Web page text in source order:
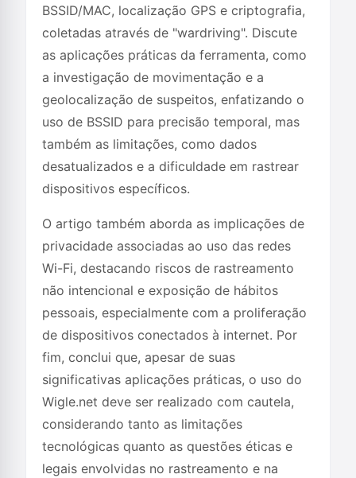
BSSID/MAC, localização GPS e criptografia,
coletadas através de "wardriving". Discute
as aplicações práticas da ferramenta, como
a investigação de movimentação e a
geolocalização de suspeitos, enfatizando o
uso de BSSID para precisão temporal, mas
também as limitações, como dados
desatualizados e a dificuldade em rastrear
dispositivos específicos.
O artigo também aborda as implicações de
privacidade associadas ao uso das redes
Wi-Fi, destacando riscos de rastreamento
não intencional e exposição de hábitos
pessoais, especialmente com a proliferação
de dispositivos conectados à internet. Por
fim, conclui que, apesar de suas
significativas aplicações práticas, o uso do
Wigle.net deve ser realizado com cautela,
considerando tanto as limitações
tecnológicas quanto as questões éticas e
legais envolvidas no rastreamento e na